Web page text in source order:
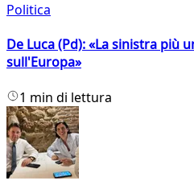
Politica
De Luca (Pd): «La sinistra più
sull'Europa»
1 min di lettura